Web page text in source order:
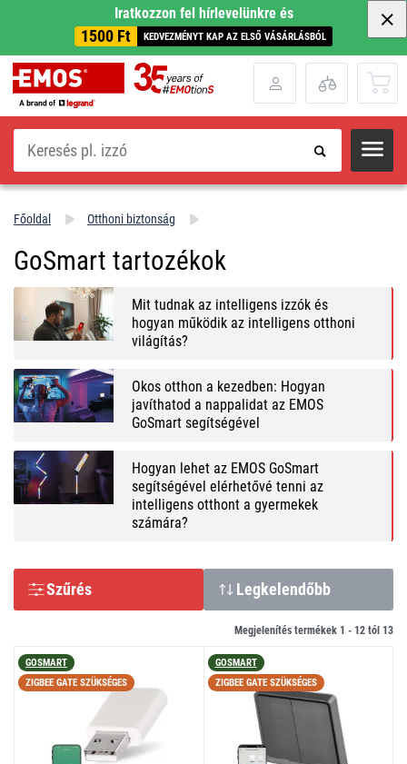
Iratkozzon fel hírlevelünkre és
1500 Ft KEDVEZMÉNYT KAP AZ ELSŐ VÁSÁRLÁSBÓL
Keresés
Főoldal Otthoni biztonság
GoSmart tartozékok
Mit tudnak az intelligens izzók és
hogyan működik az intelligens otthoni
világítás?
Okos otthon a kezedben: Hogyan
javíthatod a nappalidat az EMOS
GoSmart segítségével
Hogyan lehet az EMOS GoSmart
segítségével elérhetővé tenni az
intelligens otthont a gyermekek
számára?
Szűrés Legkelendőbb
Megjelenítés termékek 1 - 12 tól 13
GOSMART
ZIGBEE GATE SZÜKSÉGES
GOSMART
ZIGBEE GATE SZÜKSÉGES